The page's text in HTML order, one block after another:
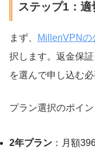
ステップ1：
まず、 MillenVPNの
択します。返金保
を選んで申し込む必
プラン選択のポイン
2年プラン ：月額